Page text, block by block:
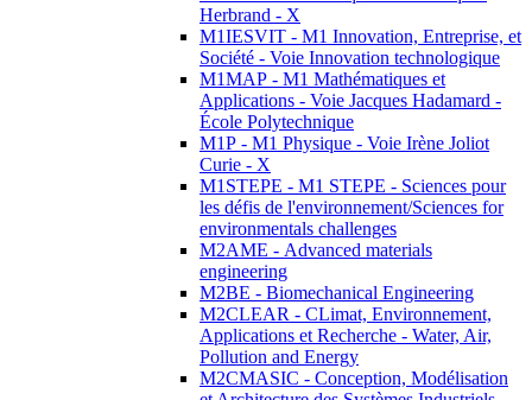
Herbrand - X
M1IESVIT - M1 Innovation, Entreprise, et
Société - Voie Innovation technologique
M1MAP - M1 Mathématiques et
Applications - Voie Jacques Hadamard -
École Polytechnique
M1P - M1 Physique - Voie Irène Joliot
Curie - X
M1STEPE - M1 STEPE - Sciences pour
les défis de l'environnement/Sciences for
environmentals challenges
M2AME - Advanced materials
engineering
M2BE - Biomechanical Engineering
M2CLEAR - CLimat, Environnement,
Applications et Recherche - Water, Air,
Pollution and Energy
M2CMASIC - Conception, Modélisation